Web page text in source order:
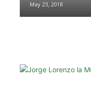
May 23, 2018